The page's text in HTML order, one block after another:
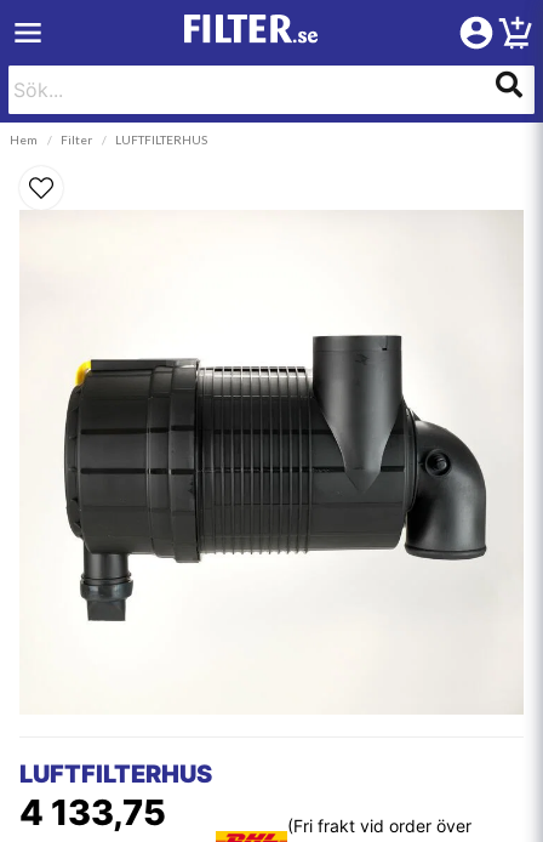
Hem Filter LUFTFILTERHUS
LUFTFILTERHUS
4 133,75